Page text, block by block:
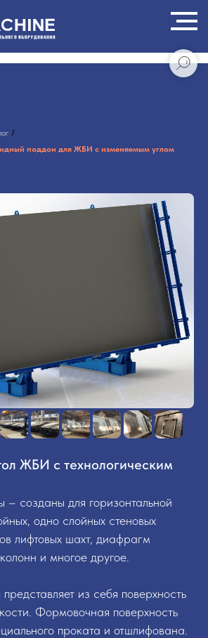
/
поддон для ЖБИ с изменяемым углом
ЖБИ с технологическим
– созданы для горизонтальной
одно слойных стеновых
лифтовых шахт, диафрагм
и многое другое.
из себя поверхность
Формовочная поверхность
проката и отшлифована.